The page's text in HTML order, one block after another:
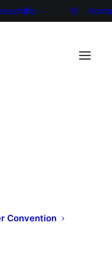
Convention
2026 –
•
2026-gpe
deutsche